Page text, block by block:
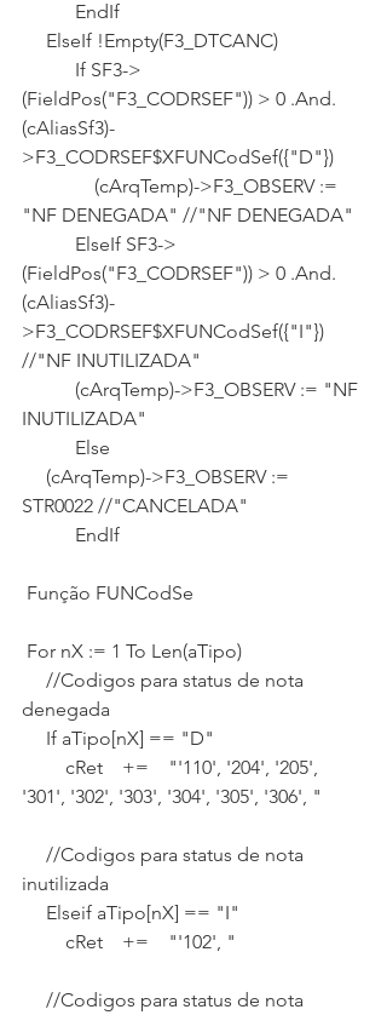
           EndIf
     ElseIf !Empty(F3_DTCANC)
(FieldPos("F3_CODRSEF")) > 0 .And.
(cAliasSf3)-
>F3_CODRSEF$XFUNCodSef({"D"})
"NF DENEGADA" //"NF DENEGADA"
(FieldPos("F3_CODRSEF")) > 0 .And.
(cAliasSf3)-
>F3_CODRSEF$XFUNCodSef({"I"})
//"NF INUTILIZADA"
INUTILIZADA"
           Else
STR0022 //"CANCELADA"
           EndIf
Função FUNCodSe
For nX := 1 To Len(aTipo)
denegada
     If aTipo[nX] == "D"
'301', '302', '303', '304', '305', '306', "
inutilizada
     Elseif aTipo[nX] == "I"
         cRet    +=    "'102', "